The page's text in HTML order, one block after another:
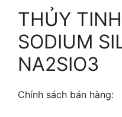
THỦY
SODIUM
NA2SIO3
Chính sách bán hàng: